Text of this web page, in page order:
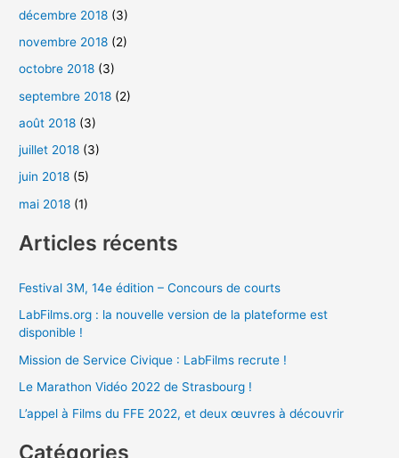
décembre 2018 (3)
novembre 2018 (2)
octobre 2018 (3)
septembre 2018 (2)
août 2018 (3)
juillet 2018 (3)
juin 2018 (5)
mai 2018 (1)
Articles récents
Festival 3M, 14e édition – Concours de courts
LabFilms.org : la nouvelle version de la plateforme est
disponible !
Mission de Service Civique : LabFilms recrute !
Le Marathon Vidéo 2022 de Strasbourg !
L’appel à Films du FFE 2022, et deux œuvres à découvrir
Catégories